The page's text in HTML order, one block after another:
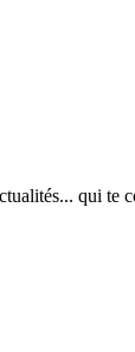
qui te